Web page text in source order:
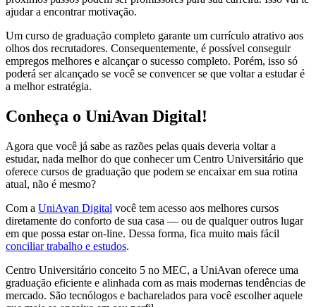
ajudar a encontrar motivação.
Um curso de graduação completo garante um currículo atrativo aos
olhos dos recrutadores. Consequentemente, é possível conseguir
empregos melhores e alcançar o sucesso completo. Porém, isso só
poderá ser alcançado se você se convencer se que voltar a estudar é
a melhor estratégia.
Conheça o UniAvan Digital!
Agora que você já sabe as razões pelas quais deveria voltar a
estudar, nada melhor do que conhecer um Centro Universitário que
oferece cursos de graduação que podem se encaixar em sua rotina
atual, não é mesmo?
Com a UniAvan Digital você tem acesso aos melhores cursos
diretamente do conforto de sua casa — ou de qualquer outros lugar
em que possa estar on-line. Dessa forma, fica muito mais fácil
conciliar trabalho e estudos.
Centro Universitário conceito 5 no MEC, a UniAvan oferece uma
graduação eficiente e alinhada com as mais modernas tendências de
mercado. São tecnólogos e bacharelados para você escolher aquele